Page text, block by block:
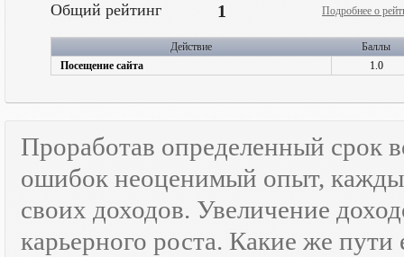
Общий рейтинг 1 Подробнее о
Действие
Баллы
Посещение сайта
1.0
Проработав определенный срок
ошибок неоценимый опыт,
своих доходов. Увеличение
карьерного роста. Какие же пути